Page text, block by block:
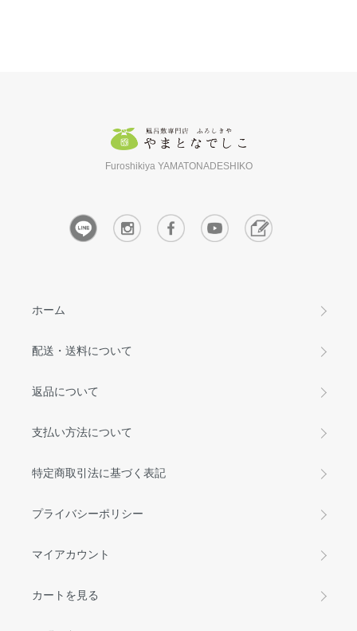
Furoshikiya YAMATONADESHIKO
ホーム
配送・送料について
返品について
支払い方法について
特定商取引法に基づく表記
プライバシーポリシー
マイアカウント
カートを見る